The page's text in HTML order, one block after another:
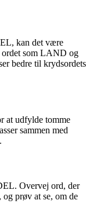
kan det være
ordet som LAND og
bedre til krydsordets
at udfylde tomme
sammen med
Overvej ord, der
prøv at se, om de